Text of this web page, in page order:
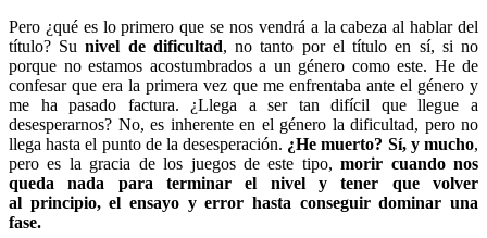
Pero ¿qué es lo primero que se nos vendrá a la cabeza al hablar del
título? Sunivel de dificultad, no tanto por el título en sí, si no
porque no estamos acostumbrados a un género como este. He de
confesar que era la primera vez que me enfrentaba ante el género y
me ha pasado factura. ¿Llega a ser tan difícil que llegue a
desesperarnos? No, es inherente en el género la dificultad, pero no
llega hasta el punto de la desesperación. ¿He muerto? Sí, y mucho,
pero es la gracia de los juegos de este tipo,morir cuando nos
queda nada para terminar el nivel y tener que volver
al principio, el ensayo y error hasta conseguir dominar una
fase.